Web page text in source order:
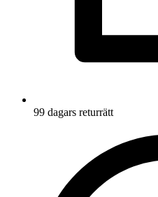
99 dagars returrätt